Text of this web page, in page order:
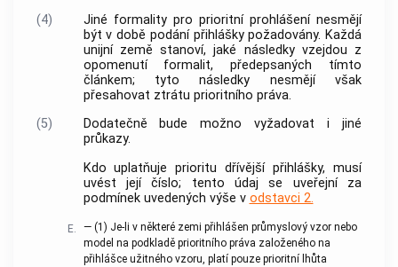
(4)
Jiné formality pro prioritní prohlášení nesmějí
být v době podání přihlášky požadovány. Každá
unijní země stanoví, jaké následky vzejdou z
opomenutí formalit, předepsaných tímto
článkem; tyto následky nesmějí však
přesahovat ztrátu prioritního práva.
(5)
Dodatečně bude možno vyžadovat i jiné
průkazy.
Kdo uplatňuje prioritu dřívější přihlášky, musí
uvést její číslo; tento údaj se uveřejní za
podmínek uvedených výše v odstavci 2.
E. — (1) Je-li v některé zemi přihlášen průmyslový vzor nebo
model na podkladě prioritního práva založeného na
přihlášce užitného vzoru, platí pouze prioritní lhůta